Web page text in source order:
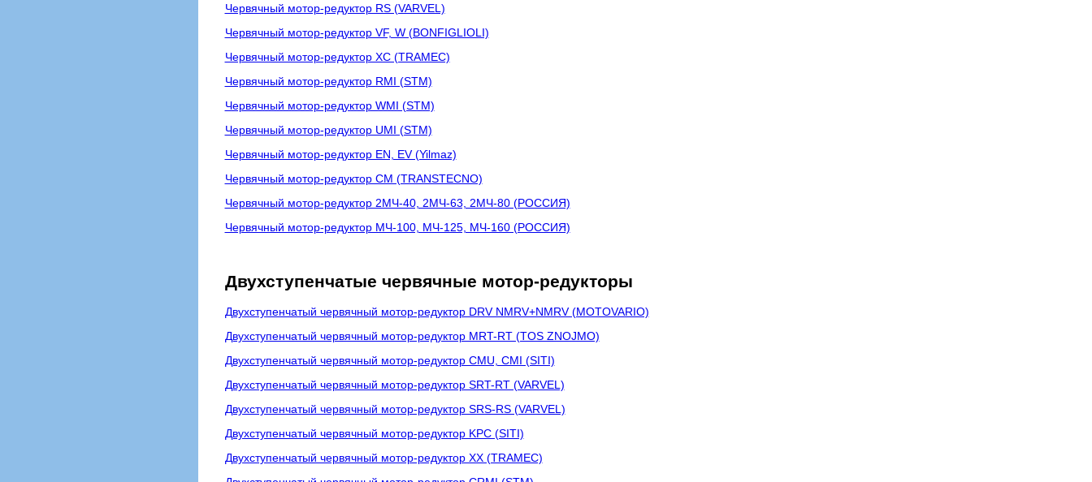
Червячный мотор-редуктор RS (VARVEL)
Червячный мотор-редуктор VF, W (BONFIGLIOLI)
Червячный мотор-редуктор XC (TRAMEC)
Червячный мотор-редуктор RMI (STM)
Червячный мотор-редуктор WMI (STM)
Червячный мотор-редуктор UMI (STM)
Червячный мотор-редуктор EN, EV (Yilmaz)
Червячный мотор-редуктор CM (TRANSTECNO)
Червячный мотор-редуктор 2МЧ-40, 2МЧ-63, 2МЧ-80 (РОССИЯ)
Червячный мотор-редуктор МЧ-100, МЧ-125, МЧ-160 (РОССИЯ)
Двухступенчатые червячные мотор-редукторы
Двухступенчатый червячный мотор-редуктор DRV NMRV+NMRV (MOTOVARIO)
Двухступенчатый червячный мотор-редуктор MRT-RT (TOS ZNOJMO)
Двухступенчатый червячный мотор-редуктор CMU, CMI (SITI)
Двухступенчатый червячный мотор-редуктор SRT-RT (VARVEL)
Двухступенчатый червячный мотор-редуктор SRS-RS (VARVEL)
Двухступенчатый червячный мотор-редуктор KPC (SITI)
Двухступенчатый червячный мотор-редуктор XX (TRAMEC)